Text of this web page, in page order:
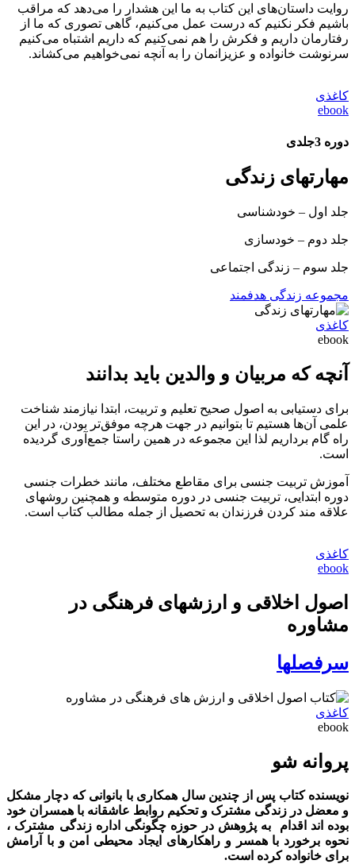
روایت داستان‌های این کتاب به ما این هشدار را می‌دهد که مراقب
باشیم فکر نکنیم که درست عمل می‌کنیم، گاهی تصوری که ما از
رفتارمان داریم و فکرش را هم نمی‌کنیم که داریم اشتباه می‌کنیم
سرنوشت خانواده و عزیزانمان را به آنچه نمی‏‌خواهیم می‏‌کشاند.
کاغذی
ebook
دوره 3جلدی
مهارت‎های زندگی
جلد اول – خودشناسی
جلد دوم – خودسازی
جلد سوم – زندگی اجتماعی
مجموعه زندگی هدفمند
کاغذی
ebook
آنچه که مربیان و والدین باید بدانند
برای دستیابی به اصول صحیح تعلیم و تربیت، ابتدا نیازمند شناخت
علمی آن‌ها هستیم تا بتوانیم در جهت هرچه موفق‌تر بودن، در این
راه گام برداریم لذا این مجموعه در همین راستا جمع‌آوری گردیده
است.
آموزش تربیت جنسی برای مقاطع مختلف، مانند خطرات جنسی
دوره ابتدایی، تربیت جنسی در دوره متوسطه و همچنین روش‎های
علاقه مند کردن فرزندان به تحصیل از جمله مطالب کتاب است.
کاغذی
ebook
اصول اخلاقی و ارزش‎های فرهنگی در
مشاوره
سرفصل‎ها
کاغذی
ebook
پروانه شو
نویسنده کتاب پس از چندین سال همکاری با بانوانی که دچار مشکل
و معضل در زندگی مشترک و تحکیم روابط عاشقانه با همسران خود
بوده ‏اند اقدام به پژوهش در حوزه چگونگی اداره زندگی مشترک ،
نحوه برخورد با همسر و راهکارهای ایجاد محیطی امن و با آرامش
برای خانواده کرده است.